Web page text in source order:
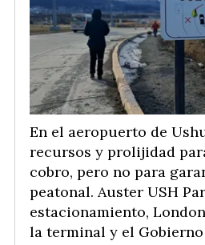
En el aeropuerto de
recursos y prolijidad
cobro, pero no para
peatonal. Auster USH
estacionamiento,
la terminal y el